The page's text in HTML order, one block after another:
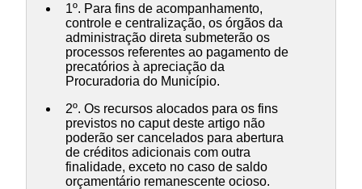
1º. Para fins de acompanhamento,
controle e centralização, os órgãos da
administração direta submeterão os
processos referentes ao pagamento de
precatórios à apreciação da
Procuradoria do Município.
2º. Os recursos alocados para os fins
previstos no caput deste artigo não
poderão ser cancelados para abertura
de créditos adicionais com outra
finalidade, exceto no caso de saldo
orçamentário remanescente ocioso.